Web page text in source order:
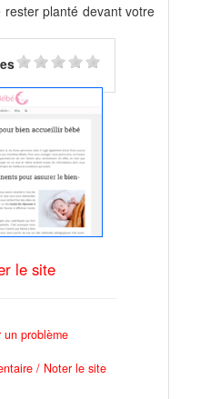
rester planté devant votre
le site
un problème
/ Noter le site